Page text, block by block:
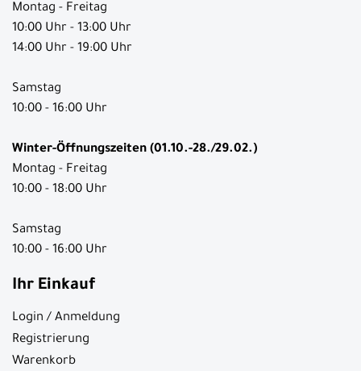
Montag - Freitag
10:00 Uhr - 13:00 Uhr
14:00 Uhr - 19:00 Uhr
Samstag
10:00 - 16:00 Uhr
Winter-Öffnungszeiten (01.10.-28./29.02.)
Montag - Freitag
10:00 - 18:00 Uhr
Samstag
10:00 - 16:00 Uhr
Ihr Einkauf
Login / Anmeldung
Registrierung
Warenkorb